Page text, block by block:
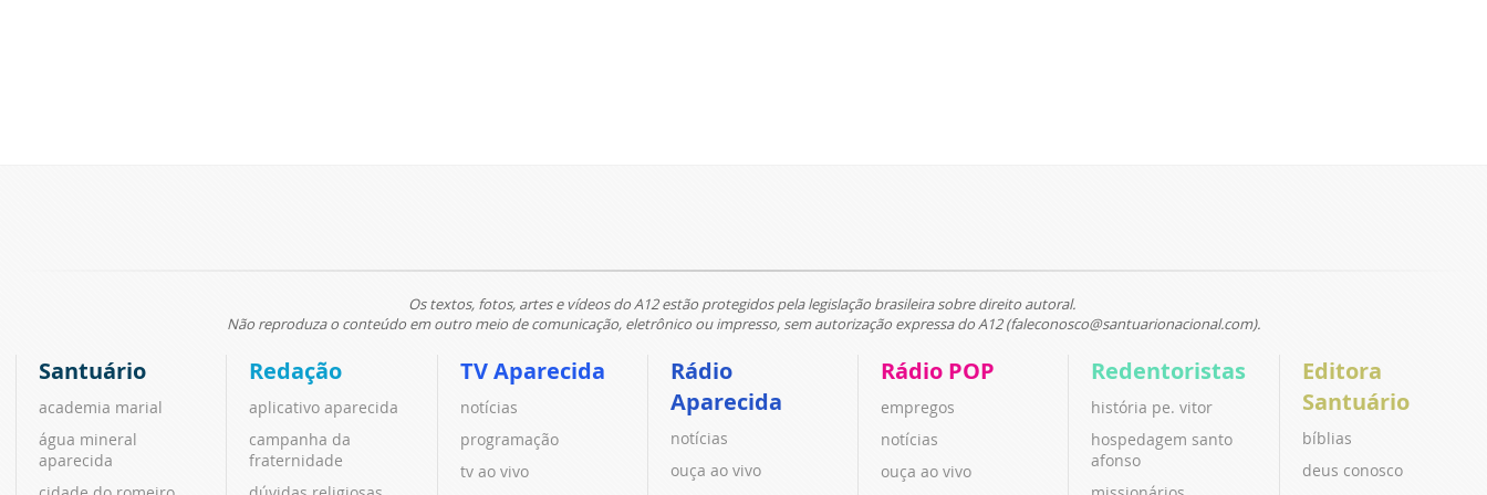
Os textos, fotos, artes e vídeos do A12 estão protegidos pela legislação brasileira sobre direito autoral.
Não reproduza o conteúdo em outro meio de comunicação, eletrônico ou impresso, sem autorização expressa do A12 (faleconosco@santuarionacional.com).
Santuário
academia marial
água mineral
aparecida
Redação
aplicativo aparecida
campanha da
fraternidade
TV Aparecida
notícias
programação
tv ao vivo
Rádio
Aparecida
notícias
ouça ao vivo
Rádio POP
empregos
notícias
ouça ao vivo
Redentoristas
história pe. vitor
hospedagem santo
afonso
Editora
Santuário
bíblias
deus conosco